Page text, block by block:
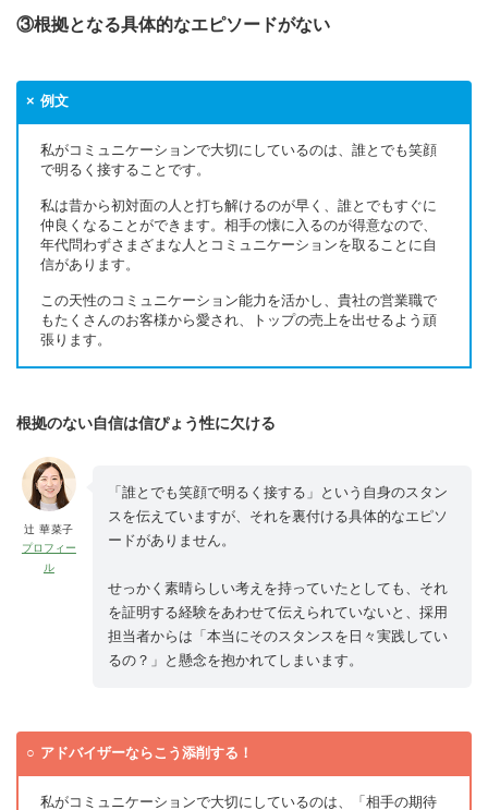
③根拠となる具体的なエピソードがない
例文
私がコミュニケーションで大切にしているのは、誰とでも笑顔
で明るく接することです。
私は昔から初対面の人と打ち解けるのが早く、誰とでもすぐに
仲良くなることができます。相手の懐に入るのが得意なので、
年代問わずさまざまな人とコミュニケーションを取ることに自
信があります。
この天性のコミュニケーション能力を活かし、貴社の営業職で
もたくさんのお客様から愛され、トップの売上を出せるよう頑
張ります。
根拠のない自信は信ぴょう性に欠ける
辻 華菜子
プロフィー
ル
「誰とでも笑顔で明るく接する」という自身のスタン
スを伝えていますが、それを裏付ける具体的なエピソ
ードがありません。
せっかく素晴らしい考えを持っていたとしても、それ
を証明する経験をあわせて伝えられていないと、採用
担当者からは「本当にそのスタンスを日々実践してい
るの？」と懸念を抱かれてしまいます。
アドバイザーならこう添削する！
私がコミュニケーションで大切にしているのは、「相手の期待